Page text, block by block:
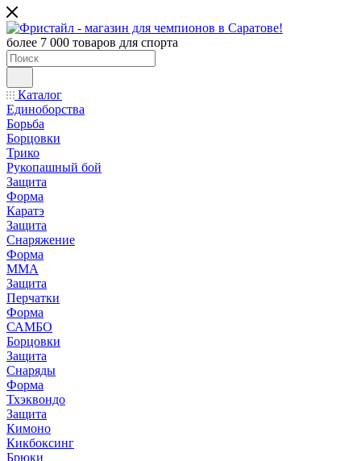
более 7 000 товаров для спорта
Каталог
Единоборства
Борьба
Борцовки
Трико
Рукопашный бой
Защита
Форма
Каратэ
Защита
Снаряжение
Форма
ММА
Защита
Перчатки
Форма
САМБО
Борцовки
Защита
Снаряды
Форма
Тхэквондо
Защита
Кимоно
Кикбоксинг
Брюки